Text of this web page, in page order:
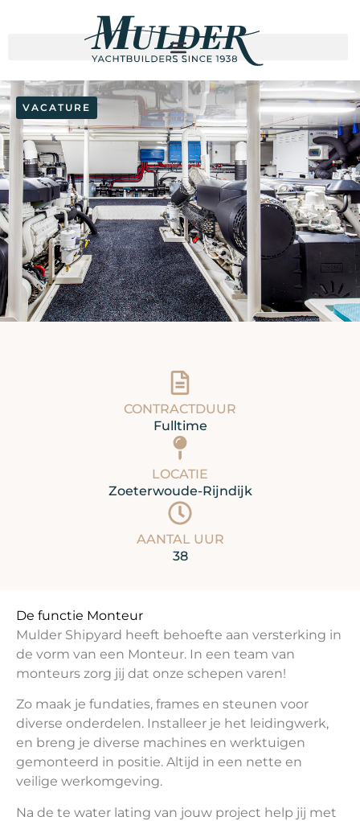
VACATURE
CONTRACTDUUR
Fulltime
LOCATIE
Zoeterwoude-Rijndijk
AANTAL UUR
38
De functie Monteur
Mulder Shipyard heeft behoefte aan versterking in
de vorm van een Monteur. In een team van
monteurs zorg jij dat onze schepen varen!
Zo maak je fundaties, frames en steunen voor
diverse onderdelen. Installeer je het leidingwerk,
en breng je diverse machines en werktuigen
gemonteerd in positie. Altijd in een nette en
veilige werkomgeving.
Na de te water lating van jouw project help jij met